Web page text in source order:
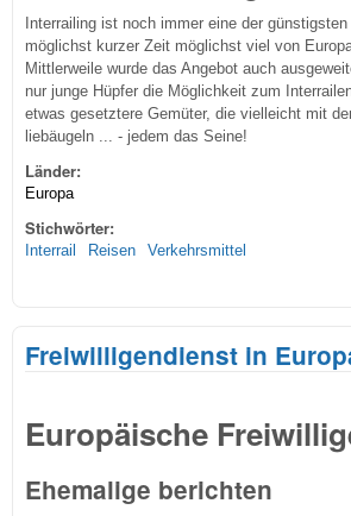
Interrailing ist noch immer eine der
möglichst kurzer Zeit möglichst viel von
Mittlerweile wurde das Angebot auch
nur junge Hüpfer die Möglichkeit zum
etwas gesetztere Gemüter, die vielleicht mit
liebäugeln ... - jedem das Seine!
Länder:
Europa
Stichwörter:
Interrail Reisen Verkehrsmittel
Freiwilligendienst in
Europäische
Ehemalige berichten